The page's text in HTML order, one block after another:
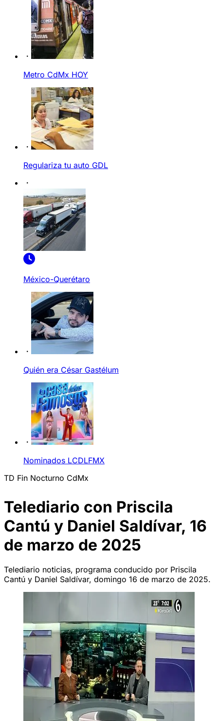
Metro CdMx HOY
Regulariza tu auto GDL
México-Querétaro
Quién era César Gastélum
Nominados LCDLFMX
TD Fin Nocturno CdMx
Telediario con Priscila
Cantú y Daniel Saldívar, 16
de marzo de 2025
Telediario noticias, programa conducido por Priscila
Cantú y Daniel Saldívar, domingo 16 de marzo de 2025.